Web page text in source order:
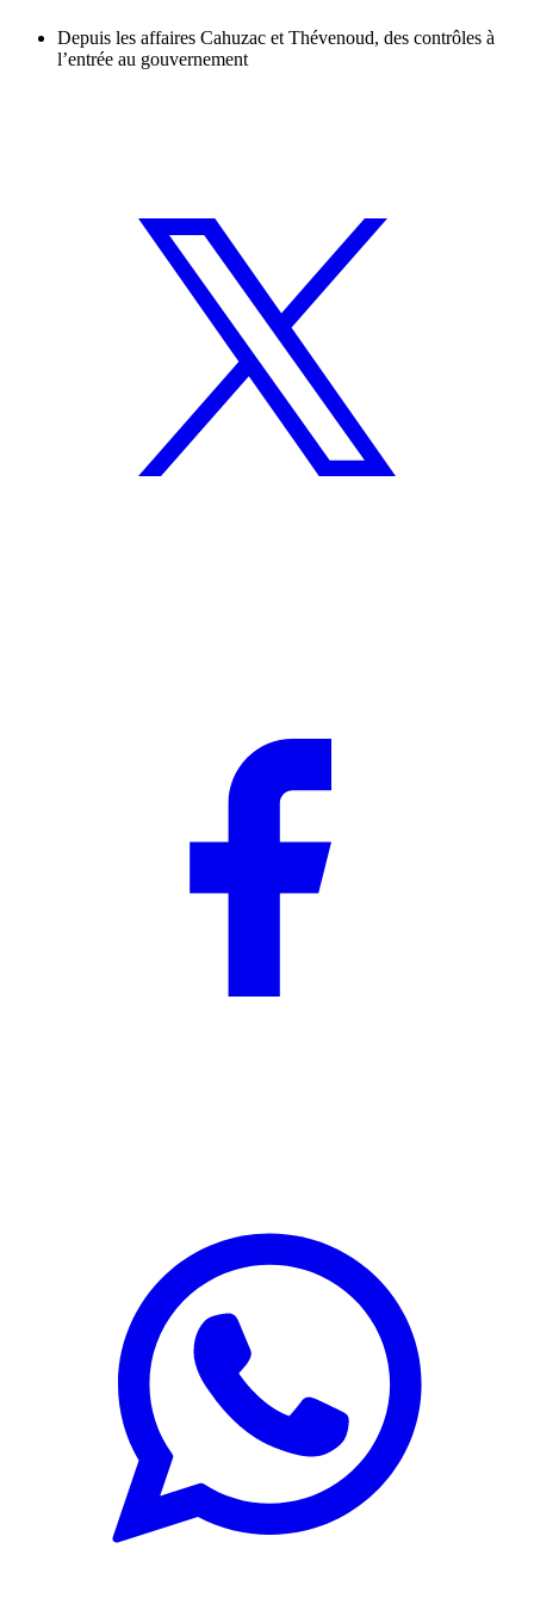
Depuis les affaires Cahuzac et Thévenoud, des contrôles à
l’entrée au gouvernement